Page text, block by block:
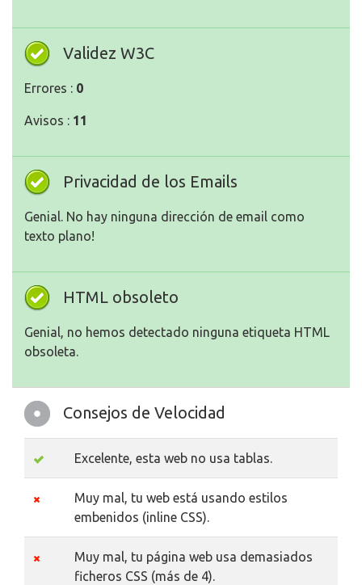
Validez W3C
Errores : 0
Avisos : 11
Privacidad de los Emails
Genial. No hay ninguna dirección de email como
texto plano!
HTML obsoleto
Genial, no hemos detectado ninguna etiqueta HTML
obsoleta.
Consejos de Velocidad
Excelente, esta web no usa tablas.
Muy mal, tu web está usando estilos
embenidos (inline CSS).
Muy mal, tu página web usa demasiados
ficheros CSS (más de 4).